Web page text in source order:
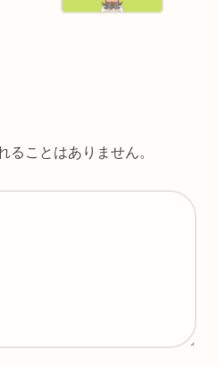
ることはありません。